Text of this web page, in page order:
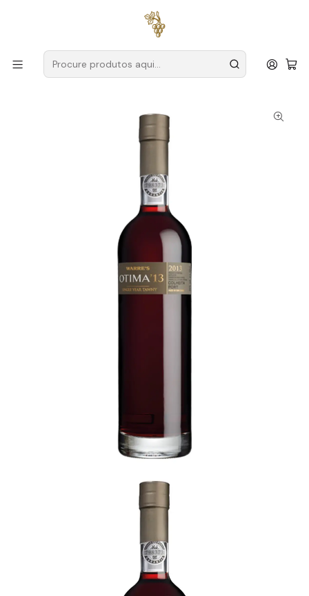
para encomendas a partir de
Produtores Douro
Warre's
Warre's Otima Colheita 2013 Porto 50cl